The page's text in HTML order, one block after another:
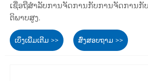
ເຊື່ອຖືສໍາລັບການຈັດການກັບການຈັດການກັ
ຕິພາບສູງ.
ເບິ່ງເພີ່ມເຕີມ >> ສົ່ງສອບຖາມ >>